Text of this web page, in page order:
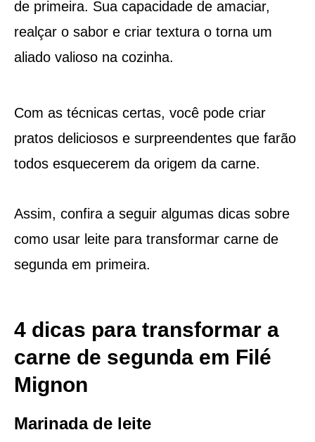
de primeira. Sua capacidade de amaciar,
realçar o sabor e criar textura o torna um
aliado valioso na cozinha.
Com as técnicas certas, você pode criar
pratos deliciosos e surpreendentes que farão
todos esquecerem da origem da carne.
Assim, confira a seguir algumas dicas sobre
como usar leite para transformar carne de
segunda em primeira.
4 dicas para transformar a
carne de segunda em Filé
Mignon
Marinada de leite